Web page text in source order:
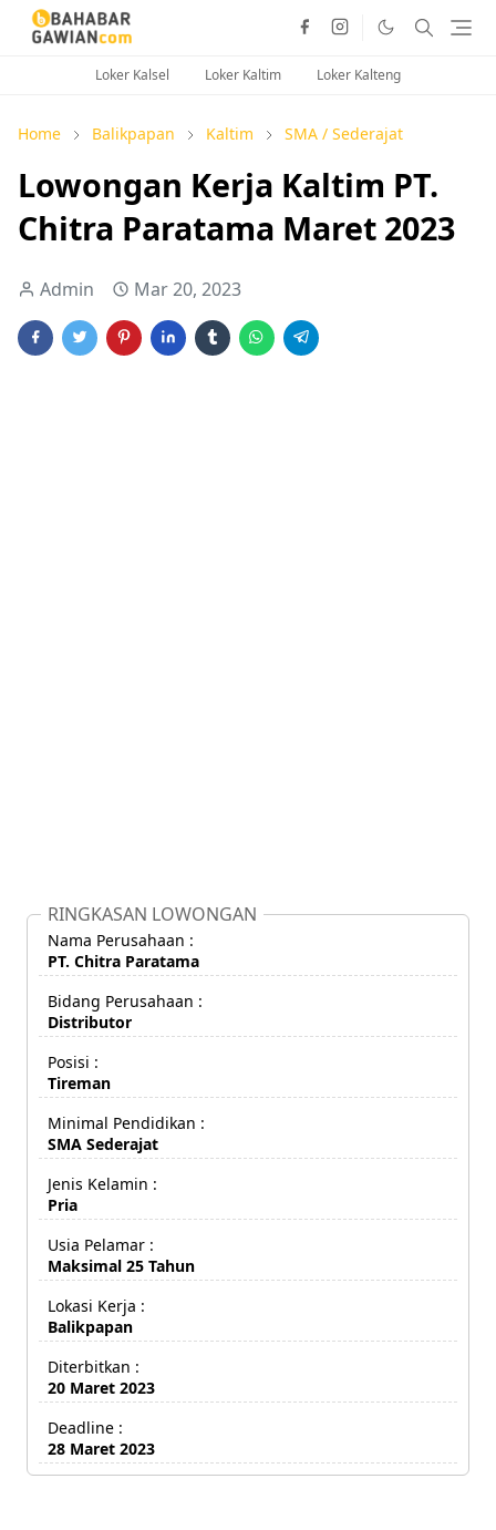
Loker Kalsel Loker Kaltim Loker Kalteng
Home Balikpapan Kaltim SMA / Sederajat
Lowongan Kerja Kaltim PT.
Chitra Paratama Maret 2023
Admin Mar 20, 2023
RINGKASAN LOWONGAN
Nama Perusahaan :
PT. Chitra Paratama
Bidang Perusahaan :
Distributor
Posisi :
Tireman
Minimal Pendidikan :
SMA Sederajat
Jenis Kelamin :
Pria
Usia Pelamar :
Maksimal 25 Tahun
Lokasi Kerja :
Balikpapan
Diterbitkan :
20 Maret 2023
Deadline :
28 Maret 2023